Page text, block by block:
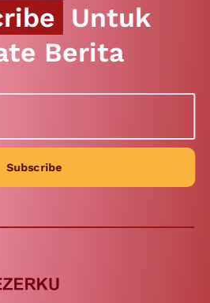
Untuk
Berita
Subscribe